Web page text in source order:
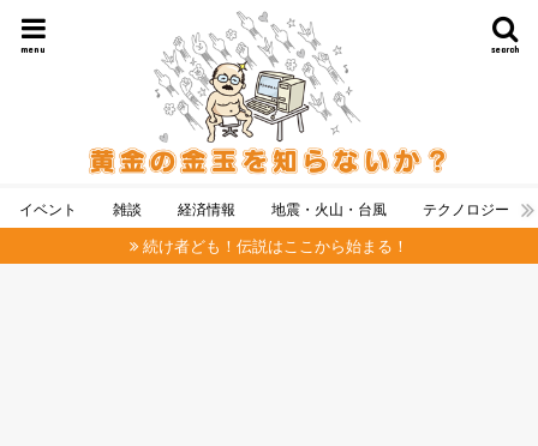
search
menu
イベント 雑談 経済情報 地震・火山・台風 テクノロジー
続け者ども！伝説はここから始まる！